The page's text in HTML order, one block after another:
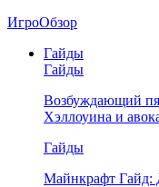
ИгроОбзор
Гайды
Гайды
Возбуждающий
Хэллоуина и
Гайды
Майнкрафт Гайд: